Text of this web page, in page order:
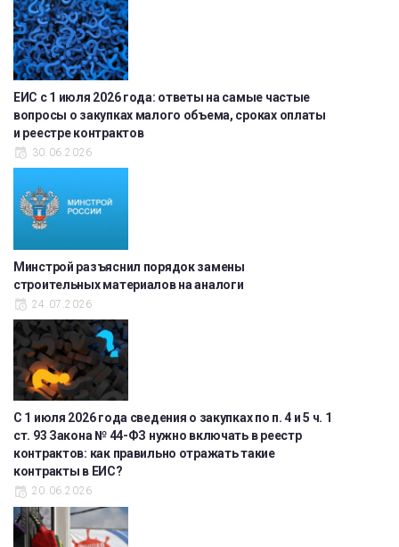
ЕИС с 1 июля 2026 года: ответы на самые частые
вопросы о закупках малого объема, сроках оплаты
и реестре контрактов
30.06.2026
Минстрой разъяснил порядок замены
строительных материалов на аналоги
24.07.2026
С 1 июля 2026 года сведения о закупках по п. 4 и 5 ч. 1
ст. 93 Закона № 44-ФЗ нужно включать в реестр
контрактов: как правильно отражать такие
контракты в ЕИС?
20.06.2026